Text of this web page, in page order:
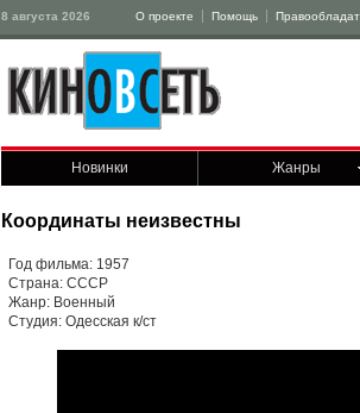
8 августа 2026 О проекте Помощь
Новинки Жанры
Координаты неизвестны
Год фильма: 1957
Страна: СССР
Жанр: Военный
Студия: Одесская к/ст